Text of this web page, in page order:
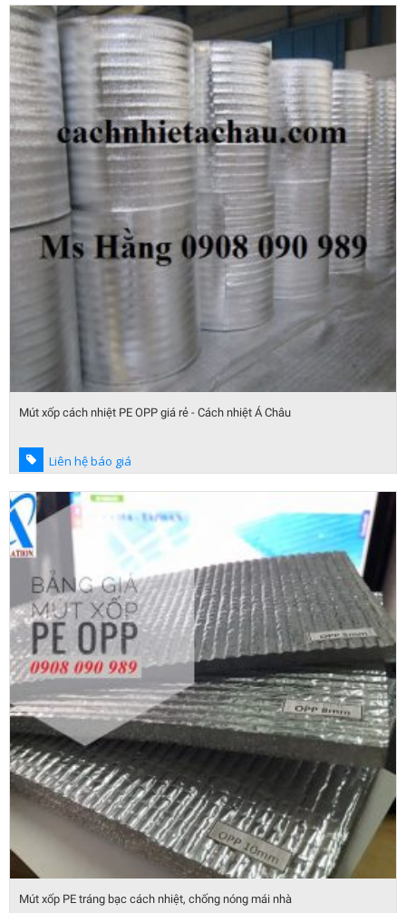
Mút xốp cách nhiệt PE OPP giá rẻ - Cách nhiệt Á Châu
Liên hệ báo giá
Mút xốp PE tráng bạc cách nhiệt, chống nóng mái nhà